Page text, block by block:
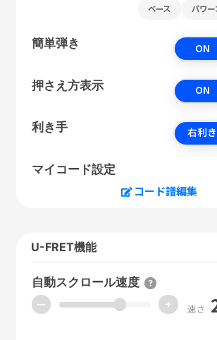
ベース パワ
簡単弾き ON
押さえ方表示 ON
利き手 右利き
マイコード設定
コード譜編集
U-FRET機能
自動スクロール速度
ー + 速さ